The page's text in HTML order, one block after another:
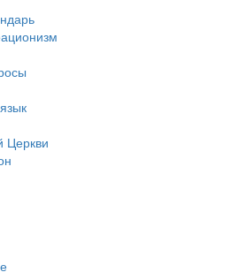
Церкви